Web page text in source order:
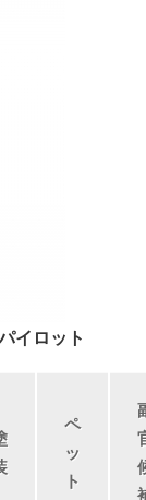
イロット
ペ
ッ
ト